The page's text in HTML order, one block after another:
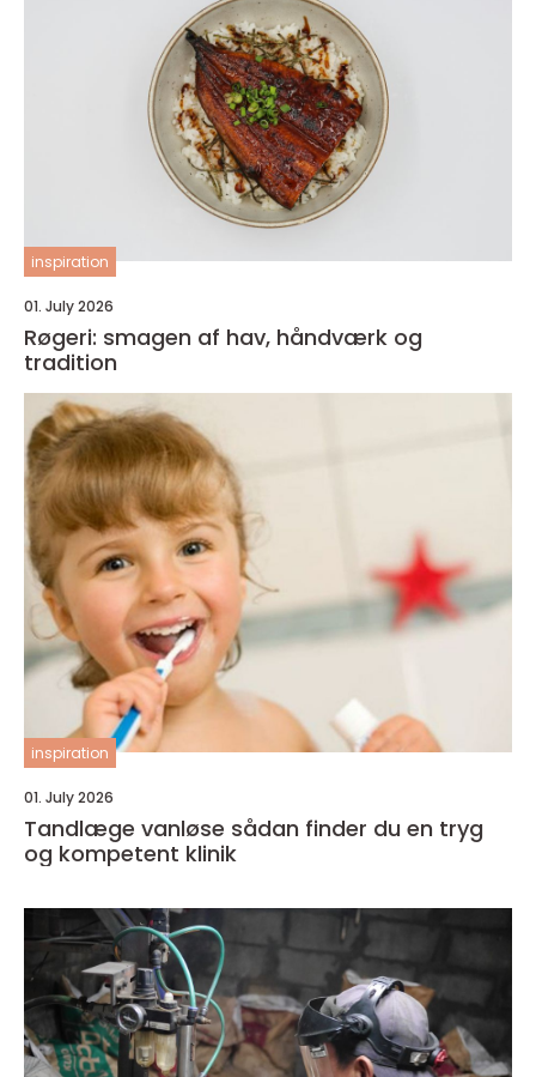
inspiration
01. July 2026
Røgeri: smagen af hav, håndværk og
tradition
inspiration
01. July 2026
Tandlæge vanløse sådan finder du en tryg
og kompetent klinik